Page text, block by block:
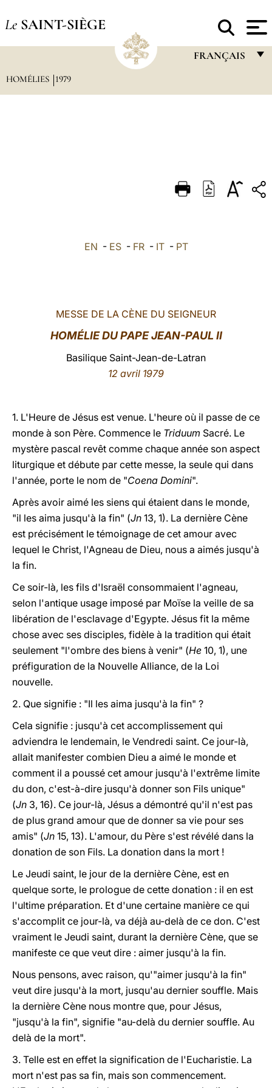
Le SAINT-SIÈGE
FRANÇAIS
DEUTSCH
HOMÉLIES 1979
EN - ES- FR- IT- PT
MESSE DE LA CÈNE DU SEIGNEUR
HOMÉLIE DU PAPE JEAN-PAUL II
Basilique Saint-Jean-de-Latran
12 avril 1979
1. L'Heure de Jésus est venue. L'heure où il passe de ce
monde à son Père. Commence le Triduum Sacré. Le
mystère pascal revêt comme chaque année son aspect
liturgique et débute par cette messe, la seule qui dans
l'année, porte le nom de "Coena Domini".
Après avoir aimé les siens qui étaient dans le monde,
"il les aima jusqu'à la fin" (Jn 13, 1). La dernière Cène
est précisément le témoignage de cet amour avec
lequel le Christ, l'Agneau de Dieu, nous a aimés jusqu'à
la fin.
Ce soir-là, les fils d'Israël consommaient l'agneau,
selon l'antique usage imposé par Moïse la veille de sa
libération de l'esclavage d'Egypte. Jésus fit la même
chose avec ses disciples, fidèle à la tradition qui était
seulement "l'ombre des biens à venir" (He 10, 1), une
préfiguration de la Nouvelle Alliance, de la Loi
nouvelle.
2. Que signifie : "Il les aima jusqu'à la fin" ?
Cela signifie : jusqu'à cet accomplissement qui
adviendra le lendemain, le Vendredi saint. Ce jour-là,
allait manifester combien Dieu a aimé le monde et
comment il a poussé cet amour jusqu'à l'extrême limite
du don, c'est-à-dire jusqu'à donner son Fils unique"
(Jn 3, 16). Ce jour-là, Jésus a démontré qu'il n'est pas
de plus grand amour que de donner sa vie pour ses
amis" (Jn 15, 13). L'amour, du Père s'est révélé dans la
donation de son Fils. La donation dans la mort !
Le Jeudi saint, le jour de la dernière Cène, est en
quelque sorte, le prologue de cette donation : il en est
l'ultime préparation. Et d'une certaine manière ce qui
s'accomplit ce jour-là, va déjà au-delà de ce don. C'est
vraiment le Jeudi saint, durant la dernière Cène, que se
manifeste ce que veut dire : aimer jusqu'à la fin.
Nous pensons, avec raison, qu'"aimer jusqu'à la fin"
veut dire jusqu'à la mort, jusqu'au dernier souffle. Mais
la dernière Cène nous montre que, pour Jésus,
"jusqu'à la fin", signifie "au-delà du dernier souffle. Au
delà de la mort".
3. Telle est en effet la signification de l'Eucharistie. La
mort n'est pas sa fin, mais son commencement.